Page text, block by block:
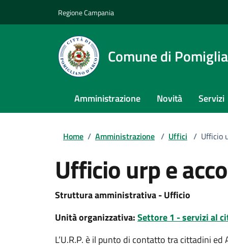
Regione Campania
Comune di
Amministrazione Novità Servizi
Home / Amministrazione / Uffici / Ufficio
Ufficio urp e
Struttura amministrativa - Ufficio
Unità organizzativa:Settore 1 - servizi al
L’U.R.P. è il punto di contatto tra cittadini